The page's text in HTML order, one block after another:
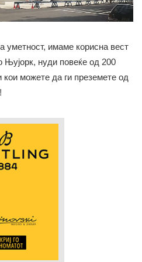
уметност, имаме корисна вест
Њујорк, нуди повеќе од 200
кои можете да ги преземете од